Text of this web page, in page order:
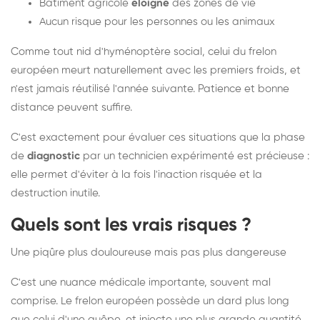
Bâtiment agricole éloigné des zones de vie
Aucun risque pour les personnes ou les animaux
Comme tout nid d'hyménoptère social, celui du frelon
européen meurt naturellement avec les premiers froids, et
n'est jamais réutilisé l'année suivante. Patience et bonne
distance peuvent suffire.
C'est exactement pour évaluer ces situations que la phase
de diagnostic par un technicien expérimenté est précieuse :
elle permet d'éviter à la fois l'inaction risquée et la
destruction inutile.
Quels sont les vrais risques ?
Une piqûre plus douloureuse mais pas plus dangereuse
C'est une nuance médicale importante, souvent mal
comprise. Le frelon européen possède un dard plus long